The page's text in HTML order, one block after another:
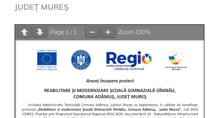
JUDEȚ MUREȘ
Page 1 / 1 Zoom 100%